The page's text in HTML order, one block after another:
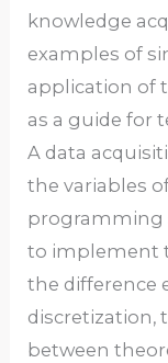
knowledge
examples of
application of
as a guide for
A data
the variables
programming
to implement
the difference
discretization,
between